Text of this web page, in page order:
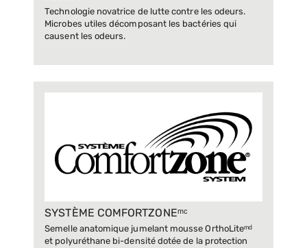
Technologie novatrice de lutte contre les odeurs.
Microbes utiles décomposant les bactéries qui
causent les odeurs.
SYSTÈME COMFORTZONEᵐᶜ
Semelle anatomique jumelant mousse OrthoLiteᵐᵈ
et polyuréthane bi-densité dotée de la protection